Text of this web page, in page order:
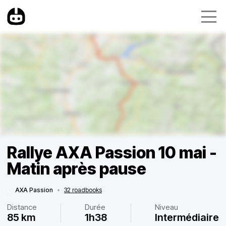
Rallye AXA Passion 10 mai -
Matin après pause
AXA Passion • 32 roadbooks
Distance
85 km
Durée
1h38
Niveau
Intermédiaire